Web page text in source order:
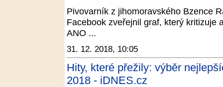
Pivovarník z jihomoravského Bzence
Facebook zveřejnil graf, který kritizuje
ANO ...
31. 12. 2018, 10:05
Hity, které přežily: výběr
2018 - iDNES.cz